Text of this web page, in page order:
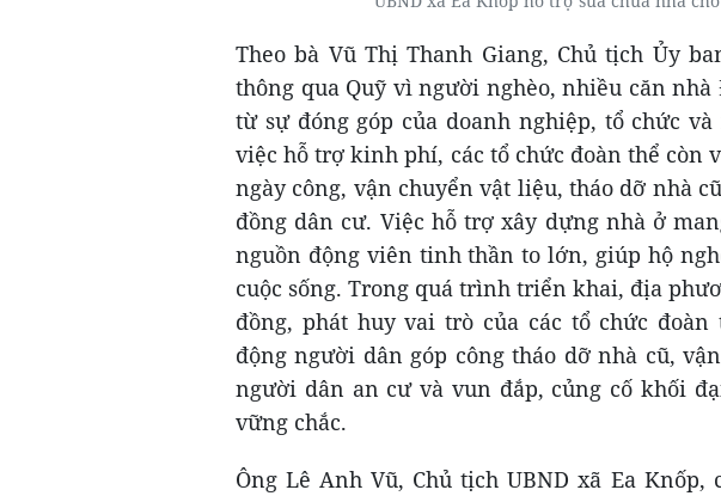
Theo bà Vũ Thị Thanh Giang, Chủ tịch Ủy
thông qua Quỹ vì người nghèo, nhiều căn
từ sự đóng góp của doanh nghiệp, tổ chức
việc hỗ trợ kinh phí, các tổ chức đoàn thể còn
ngày công, vận chuyển vật liệu, tháo dỡ nhà
đồng dân cư. Việc hỗ trợ xây dựng nhà ở
nguồn động viên tinh thần to lớn, giúp hộ
cuộc sống. Trong quá trình triển khai, địa
đồng, phát huy vai trò của các tổ chức
động người dân góp công tháo dỡ nhà cũ,
người dân an cư và vun đắp, củng cố khối
vững chắc.
Ông Lê Anh Vũ, Chủ tịch UBND xã Ea